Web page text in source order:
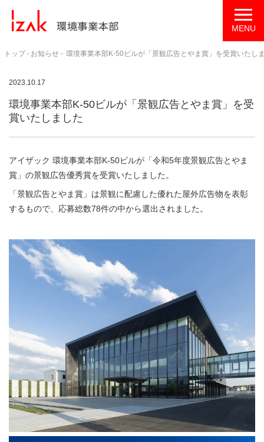
トップ お知らせ 環境事業本部K-50ビルが「景観広告とやま賞」を受賞いたし
2023.10.17
環境事業本部K-50ビルが「景観広告とやま賞」を受
賞いたしました
アイザック 環境事業本部K-50ビルが「令和5年度景観広告とやま
賞」の景観広告優秀賞を受賞いたしました。
「景観広告とやま賞」は景観に配慮した優れた屋外広告物を表彰
するもので、応募総数78件の中から選出されました。